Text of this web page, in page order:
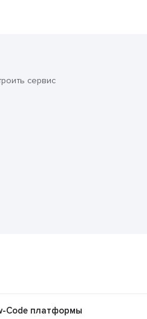
сервис
Code платформы